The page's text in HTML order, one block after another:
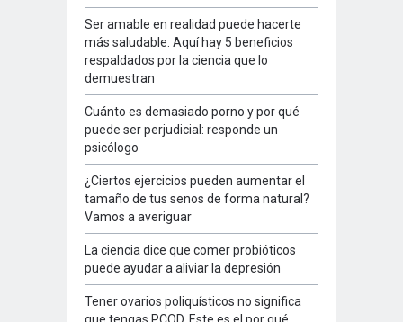
Ser amable en realidad puede hacerte
más saludable. Aquí hay 5 beneficios
respaldados por la ciencia que lo
demuestran
Cuánto es demasiado porno y por qué
puede ser perjudicial: responde un
psicólogo
¿Ciertos ejercicios pueden aumentar el
tamaño de tus senos de forma natural?
Vamos a averiguar
La ciencia dice que comer probióticos
puede ayudar a aliviar la depresión
Tener ovarios poliquísticos no significa